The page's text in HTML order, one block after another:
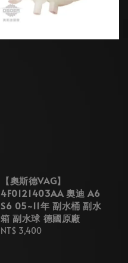
【奧斯德VAG】
4F0121403AA 奧迪 A6
S6 05~11年 副水桶 副水
箱 副水球 德國原廠
Regular
NT$ 3,400